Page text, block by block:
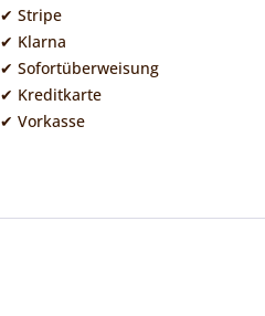
✔ Stripe
✔ Klarna
✔ Sofortüberweisung
✔ Kreditkarte
✔ Vorkasse